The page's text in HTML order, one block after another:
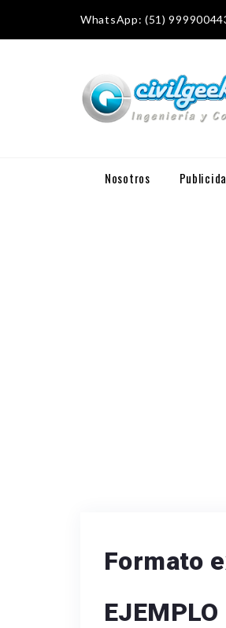
WhatsApp: (51)
Nosotros
Formato